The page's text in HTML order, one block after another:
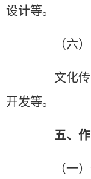
设计等。
（六）
文化传
开发等。
五、
（一）